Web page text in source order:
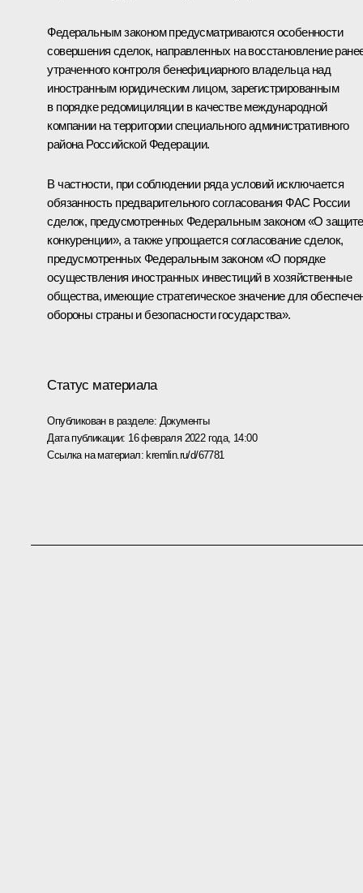
Федеральным законом предусматриваются особенности
совершения сделок, направленных на восстановление
утраченного контроля бенефициарного владельца над
иностранным юридическим лицом, зарегистрированным
в порядке редомициляции в качестве международной
компании на территории специального административного
района Российской Федерации.
В частности, при соблюдении ряда условий исключается
обязанность предварительного согласования ФАС России
сделок, предусмотренных Федеральным законом «О защите
конкуренции», а также упрощается согласование сделок,
предусмотренных Федеральным законом «О порядке
осуществления иностранных инвестиций в хозяйственные
общества, имеющие стратегическое значение для
обороны страны и безопасности государства».
Статус материала
Опубликован в разделе: Документы
Дата публикации: 16 февраля 2022 года, 14:00
Ссылка на материал: kremlin.ru/d/67781